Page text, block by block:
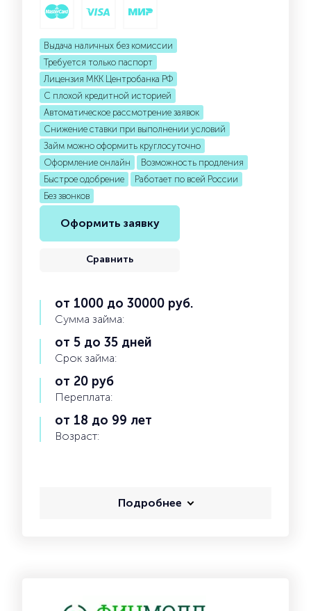
Выдача наличных без комиссии
Требуется только паспорт
Лицензия МКК Центробанка РФ
С плохой кредитной историей
Автоматическое рассмотрение заявок
Снижение ставки при выполнении условий
Займ можно оформить круглосуточно
Оформление онлайн
Возможность продления
Быстрое одобрение
Работает по всей России
Без звонков
Оформить заявку
Сравнить
от 1000 до 30000 руб.
Сумма займа:
от 5 до 35 дней
Срок займа:
от 20 руб
Переплата:
от 18 до 99 лет
Возраст:
Подробнее